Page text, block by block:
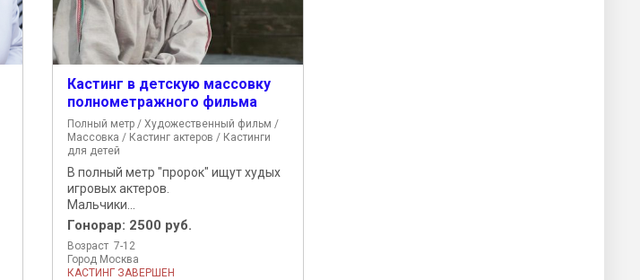
Кастинг в детскую массовку
полнометражного фильма
Полный метр / Художественный фильм /
Массовка / Кастинг актеров / Кастинги
для детей
В полный метр "пророк" ищут худых
игровых актеров.
Мальчики...
Гонорар: 2500 руб.
Возраст 7-12
Город Москва
КАСТИНГ ЗАВЕРШЕН